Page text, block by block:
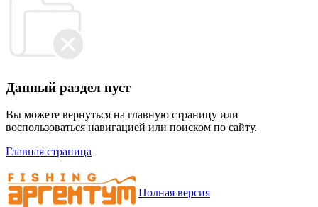
Данный раздел пуст
Вы можете вернуться на главную страницу или
воспользоваться навигацией или поиском по сайту.
Главная страница
Полная версия